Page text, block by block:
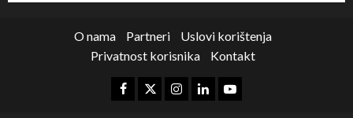
O nama Partneri
Uslovi korištenja
Privatnost korisnika
Kontakt